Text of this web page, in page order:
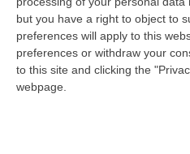
but you have a right to object to
preferences will apply to this
preferences or withdraw your
to this site and clicking the
webpage.
citando l’”Annuario dei
Oncologica in Italia”,
(Federation of Italian
Groups) e